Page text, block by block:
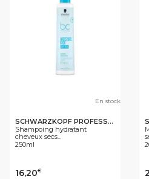
En stock
SCHWARZKOPF PROFESSIONAL
Shampoing hydratant
cheveux secs...
250ml
16,20€